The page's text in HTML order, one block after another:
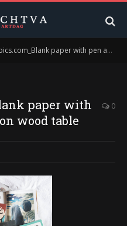
paper with pen and coffee cup on wood table
paper with
wood table
0